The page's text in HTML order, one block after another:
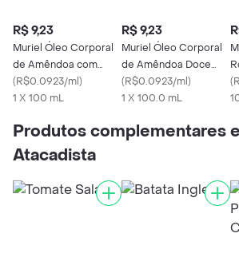
R$ 9,23
Muriel Óleo Corporal
de Amêndoa com
Avelã 100ml
(R$0.0923/ml)
1 X 100 mL
R$ 9,23
Muriel Óleo Corporal
de Amêndoa Doce
100ml
(R$0.0923/ml)
1 X 100.0 mL
(
Produtos complementares
Atacadista